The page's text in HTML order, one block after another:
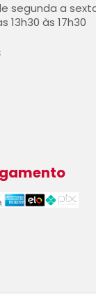
segunda a
13h30 às 17h30